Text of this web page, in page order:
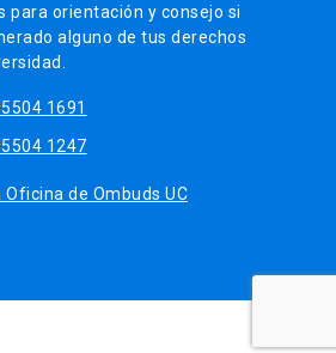
para orientación y consejo si
alguno de tus derechos
1691
1247
Oficina de Ombuds UC